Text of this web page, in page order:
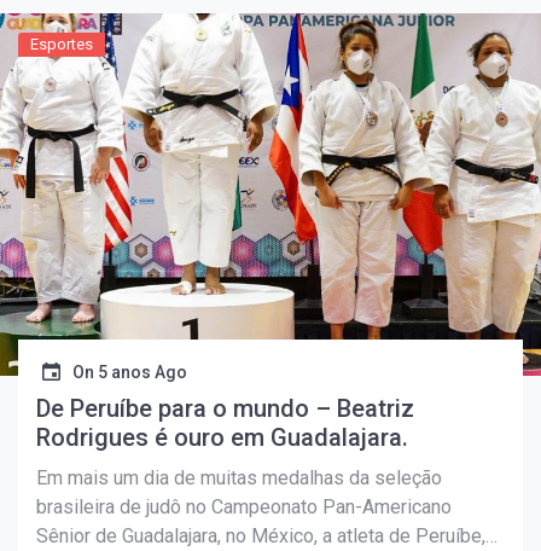
Esportes
On 5 anos Ago
De Peruíbe para o mundo – Beatriz
Rodrigues é ouro em Guadalajara.
Em mais um dia de muitas medalhas da seleção
brasileira de judô no Campeonato Pan-Americano
Sênior de Guadalajara, no México, a atleta de Peruíbe,